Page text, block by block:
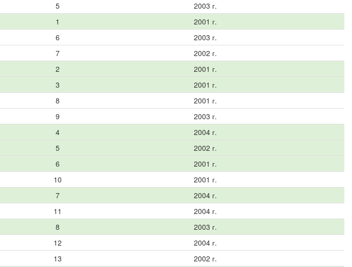
5
2003 г.
1
2001 г.
6
2003 г.
7
2002 г.
2
2001 г.
3
2001 г.
8
2001 г.
9
2003 г.
4
2004 г.
5
2002 г.
6
2001 г.
10
2001 г.
7
2004 г.
11
2004 г.
8
2003 г.
12
2004 г.
13
2002 г.